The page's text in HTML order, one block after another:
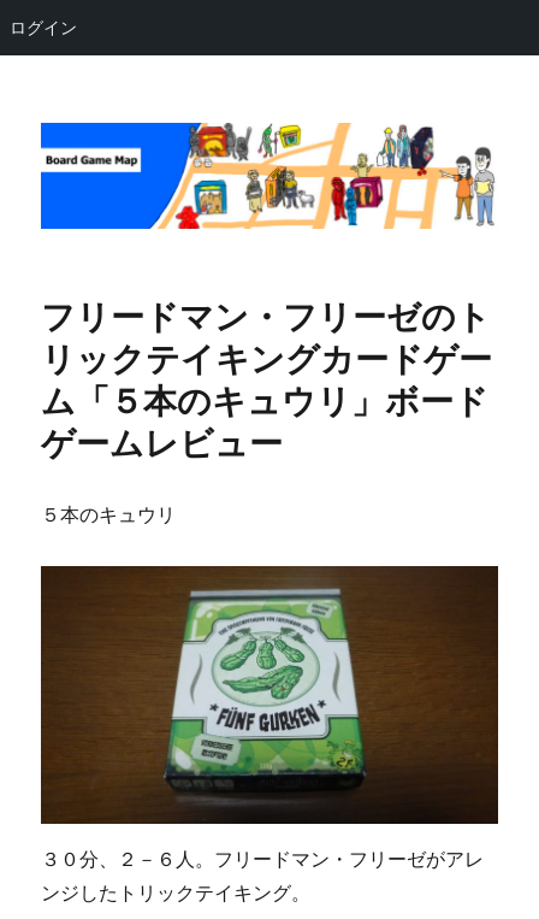
ログイン
Board Game Map
フリードマン・フリーゼのト
リックテイキングカードゲー
ム「５本のキュウリ」ボード
ゲームレビュー
５本のキュウリ
３０分、２－６人。フリードマン・フリーゼがアレ
ンジしたトリックテイキング。